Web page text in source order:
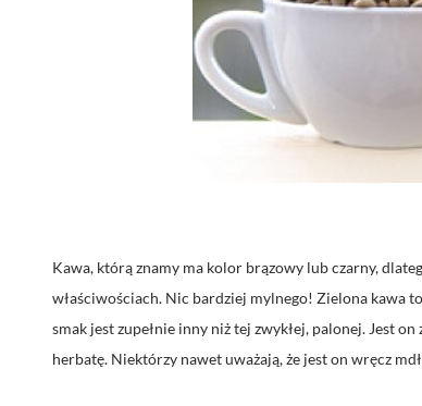
Kawa, którą znamy ma kolor brązowy lub czarny,
właściwościach. Nic bardziej mylnego! Zielona kawa
smak jest zupełnie inny niż tej zwykłej, palonej. Jest
herbatę. Niektórzy nawet uważają, że jest on wręcz